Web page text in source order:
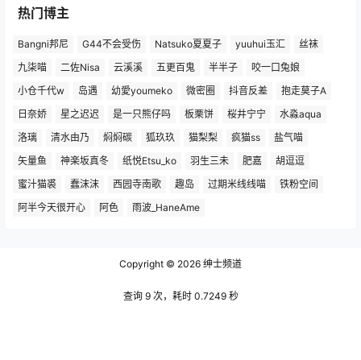
热门博主
Bangni邦尼 G44不会受伤 Natsuko夏夏子 yuuhui玉汇
丝袜
九柒喵
二佐Nisa 云溪溪 五更百鬼 半半子
咬一口兔娘
小仓千代w
岛遇 幼愛youmeko 微密圈 抖音反差
抱走莫子A
日奈娇
星之迟迟 是一只熊仔吗 板栗饼 桜井宁宁
水淼aqua
洛璃
清水由乃 焖焖碳 狐玖玖 猫梨梨 疯猫ss
盐气喵
矢量鱼
神楽坂真冬 纸悦Etsu_ko 羽生三未 肥嘉
胡逗逗
蜜汁猫裘
蠢沫沫 西园寺南歌 趣岛 过期米线线喵
铁粉空间
阿半今天很开心
阿色 雨波_HaneAme
Copyright © 2026 绅士频道
查询 9 次，耗时 0.7249 秒